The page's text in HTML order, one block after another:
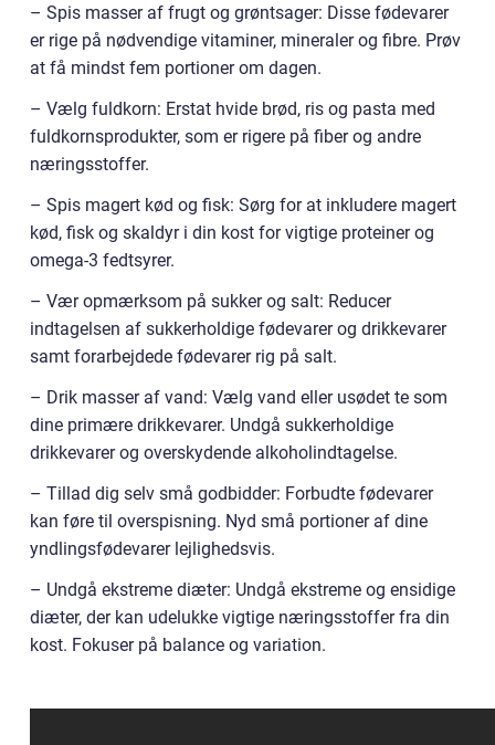
– Spis masser af frugt og grøntsager: Disse fødevarer
er rige på nødvendige vitaminer, mineraler og fibre. Prøv
at få mindst fem portioner om dagen.
– Vælg fuldkorn: Erstat hvide brød, ris og pasta med
fuldkornsprodukter, som er rigere på fiber og andre
næringsstoffer.
– Spis magert kød og fisk: Sørg for at inkludere magert
kød, fisk og skaldyr i din kost for vigtige proteiner og
omega-3 fedtsyrer.
– Vær opmærksom på sukker og salt: Reducer
indtagelsen af sukkerholdige fødevarer og drikkevarer
samt forarbejdede fødevarer rig på salt.
– Drik masser af vand: Vælg vand eller usødet te som
dine primære drikkevarer. Undgå sukkerholdige
drikkevarer og overskydende alkoholindtagelse.
– Tillad dig selv små godbidder: Forbudte fødevarer
kan føre til overspisning. Nyd små portioner af dine
yndlingsfødevarer lejlighedsvis.
– Undgå ekstreme diæter: Undgå ekstreme og ensidige
diæter, der kan udelukke vigtige næringsstoffer fra din
kost. Fokuser på balance og variation.